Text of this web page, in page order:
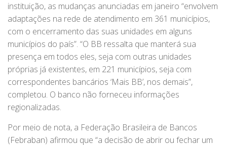
instituição, as mudanças anunciadas em janeiro “envolvem
adaptações na rede de atendimento em 361 municípios,
com o encerramento das suas unidades em alguns
municípios do país”. “O BB ressalta que manterá sua
presença em todos eles, seja com outras unidades
próprias já existentes, em 221 municípios, seja com
correspondentes bancários ‘Mais BB’, nos demais”,
completou. O banco não forneceu informações
regionalizadas.
Por meio de nota, a Federação Brasileira de Bancos
(Febraban) afirmou que “a decisão de abrir ou fechar um